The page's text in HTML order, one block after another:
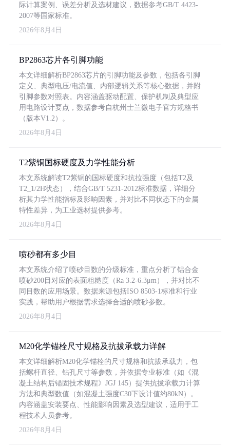
际计算案例、误差分析及选材建议，数据参考GB/T 4423-
2007等国家标准。
2026年8月4日
BP2863芯片各引脚功能
本文详细解析BP2863芯片的引脚功能及参数，包括各引脚
定义、典型电压/电流值、内部逻辑关系等核心数据，并附
引脚参数对照表。内容涵盖驱动配置、保护机制及典型应
用电路设计要点，数据参考自杭州士兰微电子官方规格书
（版本V1.2）。
2026年8月4日
T2紫铜国标硬度及力学性能分析
本文系统解读T2紫铜的国标硬度和抗拉强度（包括T2及
T2_1/2H状态），结合GB/T 5231-2012标准数据，详细分
析其力学性能指标及影响因素，并对比不同状态下的金属
特性差异，为工业选材提供参考。
2026年8月4日
喷砂都有多少目
本文系统介绍了喷砂目数的分级标准，重点分析了铝合金
喷砂200目对应的表面粗糙度（Ra 3.2-6.3μm），并对比不
同目数的应用场景。数据来源包括ISO 8503-1标准和行业
实践，帮助用户根据需求选择合适的喷砂参数。
2026年8月4日
M20化学锚栓尺寸规格及抗拔承载力详解
本文详细解析M20化学锚栓的尺寸规格和抗拔承载力，包
括螺杆直径、钻孔尺寸等参数，并依据专业标准（如《混
凝土结构后锚固技术规程》JGJ 145）提供抗拔承载力计算
方法和典型数值（如混凝土强度C30下设计值约80kN）。
内容涵盖安装要点、性能影响因素及选型建议，适用于工
程技术人员参考。
2026年8月4日